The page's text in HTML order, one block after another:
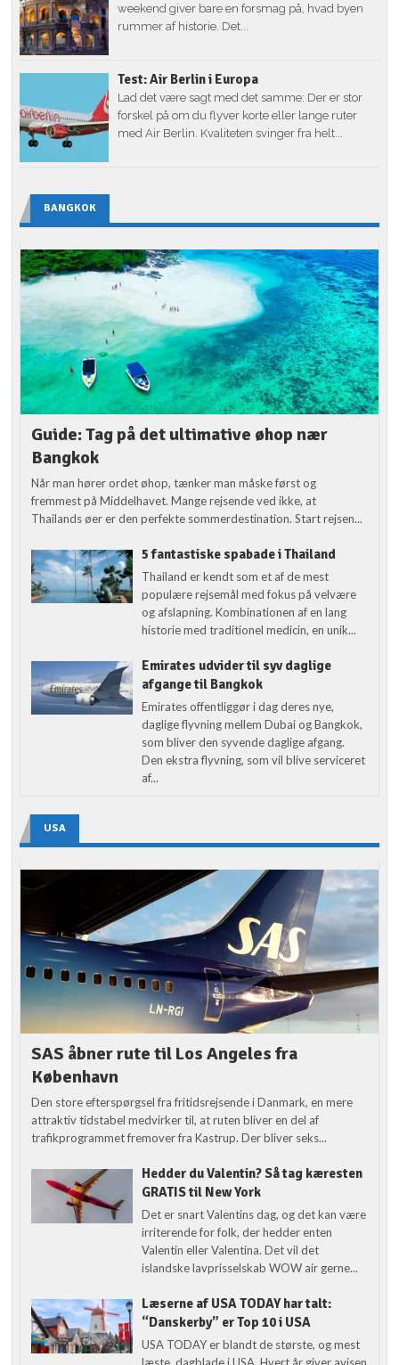
weekend giver bare en forsmag på, hvad byen
rummer af historie. Det...
Test: Air Berlin i Europa
Lad det være sagt med det samme: Der er stor
forskel på om du flyver korte eller lange ruter
med Air Berlin. Kvaliteten svinger fra helt...
BANGKOK
Guide: Tag på det ultimative øhop nær
Bangkok
Når man hører ordet øhop, tænker man måske først og
fremmest på Middelhavet. Mange rejsende ved ikke, at
Thailands øer er den perfekte sommerdestination. Start rejsen...
5 fantastiske spabade i Thailand
Thailand er kendt som et af de mest
populære rejsemål med fokus på velvære
og afslapning. Kombinationen af en lang
historie med traditionel medicin, en unik...
Emirates udvider til syv daglige
afgange til Bangkok
Emirates offentliggør i dag deres nye,
daglige flyvning mellem Dubai og Bangkok,
som bliver den syvende daglige afgang.
Den ekstra flyvning, som vil blive serviceret
af...
USA
SAS åbner rute til Los Angeles fra
København
Den store efterspørgsel fra fritidsrejsende i Danmark, en mere
attraktiv tidstabel medvirker til, at ruten bliver en del af
trafikprogrammet fremover fra Kastrup. Der bliver seks...
Hedder du Valentin? Så tag kæresten
GRATIS til New York
Det er snart Valentins dag, og det kan være
irriterende for folk, der hedder enten
Valentin eller Valentina. Det vil det
islandske lavprisselskab WOW air gerne...
Læserne af USA TODAY har talt:
“Danskerby” er Top 10 i USA
USA TODAY er blandt de største, og mest